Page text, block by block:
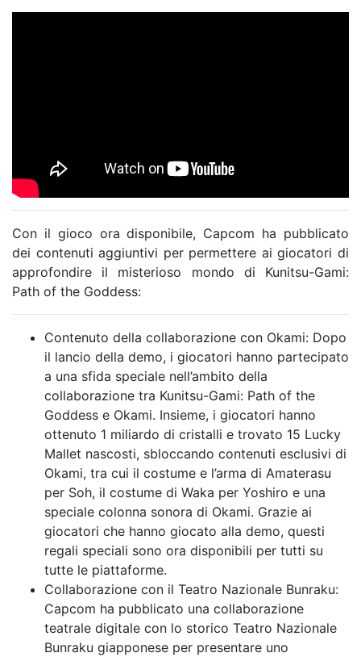
Con il gioco ora disponibile, Capcom ha pubblicato
dei contenuti aggiuntivi per permettere ai giocatori di
approfondire il misterioso mondo di Kunitsu-Gami:
Path of the Goddess:
Contenuto della collaborazione con Okami: Dopo
il lancio della demo, i giocatori hanno partecipato
a una sfida speciale nell’ambito della
collaborazione tra Kunitsu-Gami: Path of the
Goddess e Okami. Insieme, i giocatori hanno
ottenuto 1 miliardo di cristalli e trovato 15 Lucky
Mallet nascosti, sbloccando contenuti esclusivi di
Okami, tra cui il costume e l’arma di Amaterasu
per Soh, il costume di Waka per Yoshiro e una
speciale colonna sonora di Okami. Grazie ai
giocatori che hanno giocato alla demo, questi
regali speciali sono ora disponibili per tutti su
tutte le piattaforme.
Collaborazione con il Teatro Nazionale Bunraku:
Capcom ha pubblicato una collaborazione
teatrale digitale con lo storico Teatro Nazionale
Bunraku giapponese per presentare uno